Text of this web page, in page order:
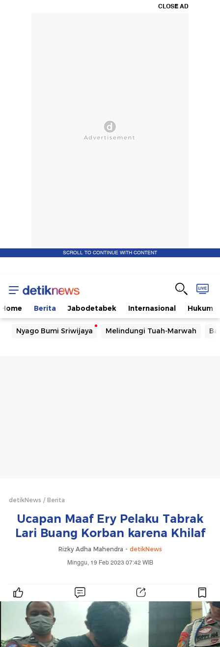
CLOSE AD
SCROLL TO CONTINUE WITH CONTENT
Home Berita Jabodetabek Internasional Hukum
Nyago Bumi Sriwijaya Melindungi Tuah-Marwah
detikNews Berita
Ucapan Maaf Ery Pelaku Tabrak
Lari Buang Korban karena Khilaf
Rizky Adha Mahendra - detikNews
Minggu, 19 Feb 2023 07:42 WIB